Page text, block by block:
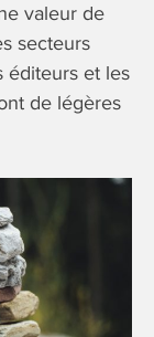
valeur de
secteurs
éditeurs et les
de légères